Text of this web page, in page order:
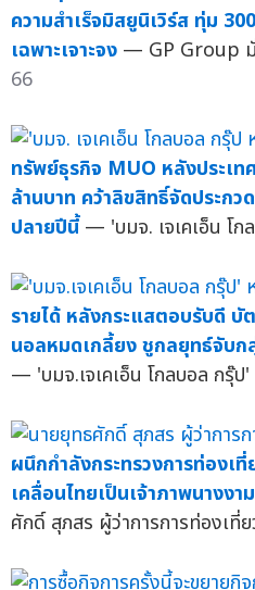
ความสำเร็จมิสยูนิเวิร์ส ทุ่ม
เฉพาะเจาะจง — GP Group มั่
66
ทรัพย์ธุรกิจ MUO หลังประเ
ล้านบาท คว้าลิขสิทธิ์จัดประกว
ปลายปีนี้ — 'บมจ. เจเคเอ็น โก
รายได้ หลังกระแสตอบรับดี บั
นอลหมดเกลี้ยง ชูกลยุทธ์จับก
— 'บมจ.เจเคเอ็น โกลบอล กรุ๊ป'
ผนึกกำลังกระทรวงการท่องเ
เคลื่อนไทยเป็นเจ้าภาพนางงา
ศักดิ์ สุภสร ผู้ว่าการการท่องเที่ย